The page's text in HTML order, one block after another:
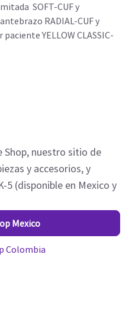
SOFT-CUF y
RADIAL-CUF y
YELLOW CLASSIC-
Shop, nuestro sitio de
y accesorios, y
5 (disponible en Mexico y
Mexico
Colombia